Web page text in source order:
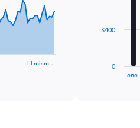
El mism…
The
ene.
0
$400